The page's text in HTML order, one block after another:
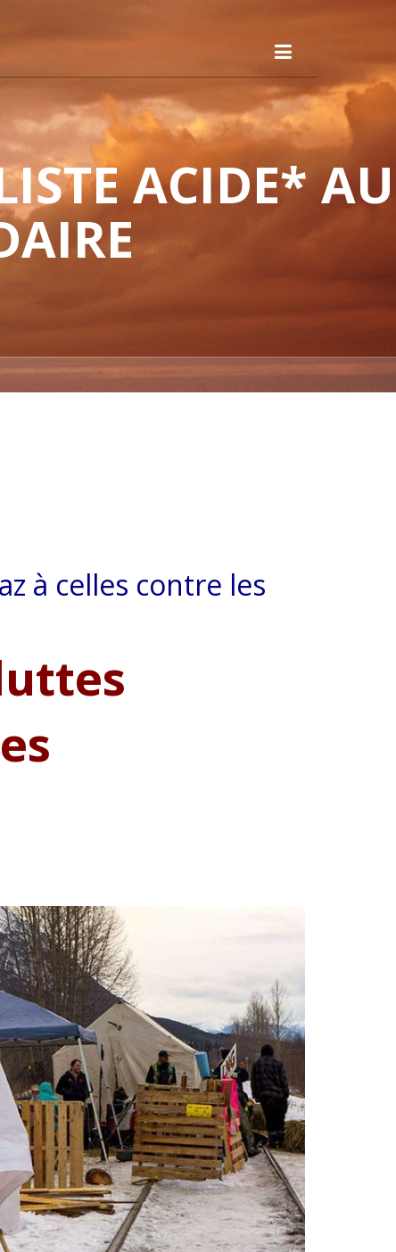
ACIDE* AU
à celles contre les